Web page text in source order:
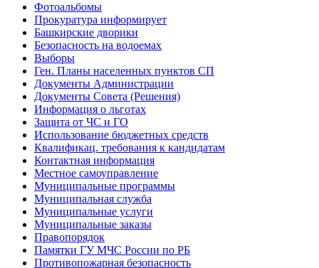
Фотоальбомы
Прокуратура информирует
Башкирские дворики
Безопасность на водоемах
Выборы
Ген. Планы населенных пунктов СП
Документы Администрации
Документы Совета (Решения)
Информация о льготах
Защита от ЧС и ГО
Использование бюджетных средств
Квалификац. требования к кандидатам
Контактная информация
Местное самоуправление
Муниципальные программы
Муниципальная служба
Муниципальные услуги
Муниципальные заказы
Правопорядок
Памятки ГУ МЧС России по РБ
Противопожарная безопасность